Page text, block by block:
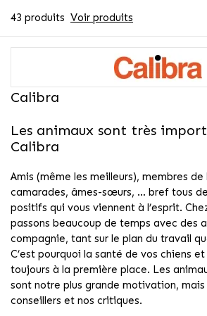
43 produits Voir produits
Calibra
Les animaux sont très
Calibra
Amis (même les meilleurs), membres
camarades, âmes-sœurs, … bref tous
positifs qui vous viennent à l’esprit.
passons beaucoup de temps avec des
compagnie, tant sur le plan du travail
C’est pourquoi la santé de vos chiens
toujours à la première place. Les
sont notre plus grande motivation, mais
conseillers et nos critiques.